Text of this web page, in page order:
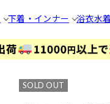
下着・インナー 浴衣水着
SOLD OUT